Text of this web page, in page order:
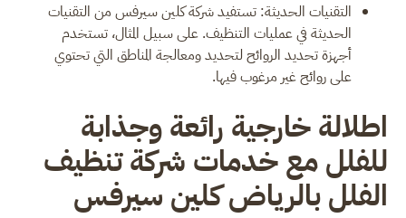
التقنيات الحديثة: تستفيد شركة كلين سيرفس من التقنيات
الحديثة في عمليات التنظيف. على سبيل المثال، تستخدم
أجهزة تحديد الروائح لتحديد ومعالجة المناطق التي تحتوي
على روائح غير مرغوب فيها.
اطلالة خارجية رائعة وجذابة
للفلل مع خدمات شركة تنظيف
الفلل بالرياض كلين سيرفس